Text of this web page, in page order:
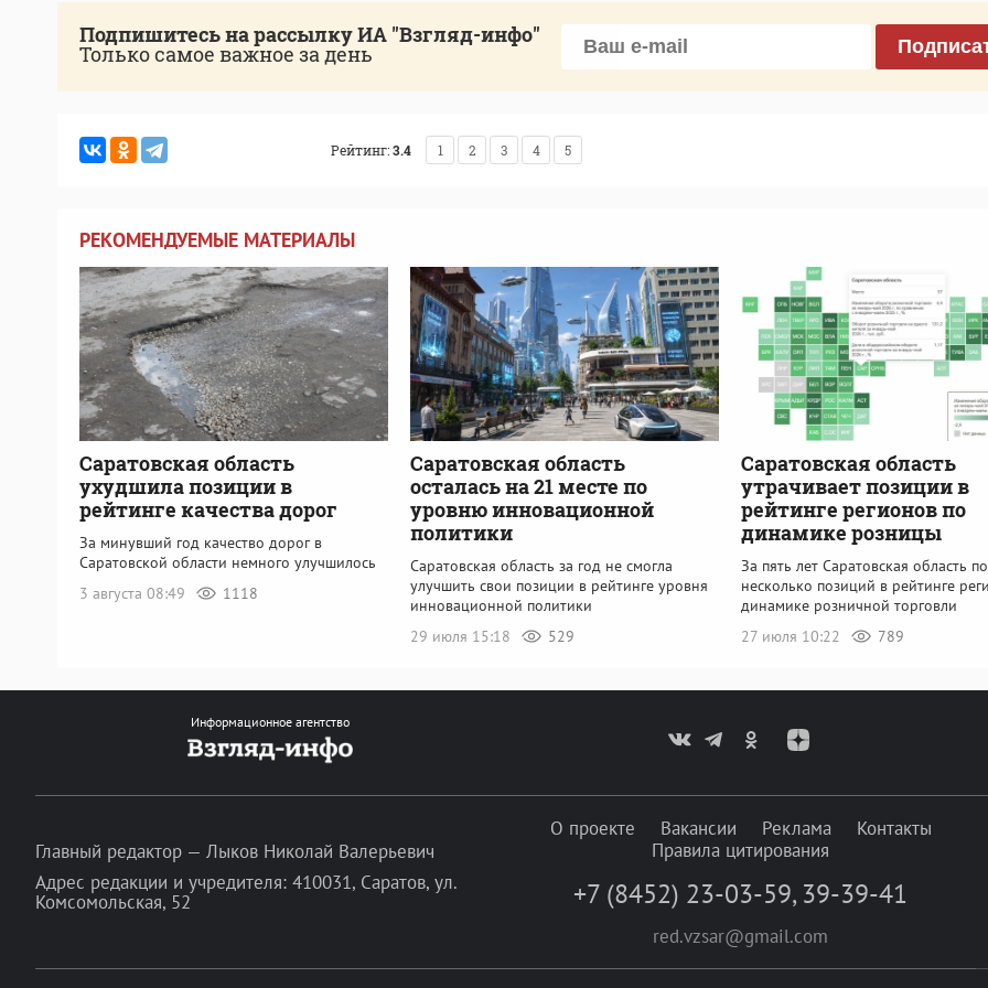
Подпишитесь на рассылку ИА "Взгляд-инфо"
Только самое важное за день
Рейтинг:3.4 1 2 3 4 5
РЕКОМЕНДУЕМЫЕ МАТЕРИАЛЫ
Саратовская область
ухудшила позиции в
рейтинге качества дорог
За минувший год качество дорог в
Саратовской области немного улучшилось
3 августа 08:49
1118
Саратовская область
осталась на 21 месте по
уровню инновационной
политики
Саратовская область за год не смогла
улучшить свои позиции в рейтинге уровня
инновационной политики
29 июля 15:18
529
Саратовская область
утрачивает позиции в
рейтинге регионов по
динамике розницы
За пять лет Саратовская область
несколько позиций в рейтинге
динамике розничной торговли
27 июля 10:22
789
Информационное агентство
Главный редактор — Лыков Николай Валерьевич
Адрес редакции и учредителя: 410031, Саратов, ул.
Комсомольская, 52
О проекте Вакансии Реклама
Контакты
Правила цитирования
+7 (8452) 23-03-59, 39-39-41
red.vzsar@gmail.com